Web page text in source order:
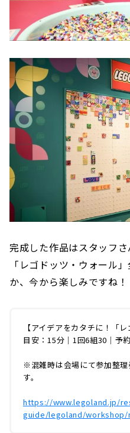
完成した作品はスタッフさ
「レゴドッツ・ウォール
か、今から楽しみですね！
【アイデアをカタチに！「
目安：15分｜1回6組30｜予
※混雑時は会場にて参加整
す。
https://www.legoland.jp/
guide/legoland/